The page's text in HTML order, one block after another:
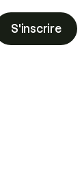
S'inscrire